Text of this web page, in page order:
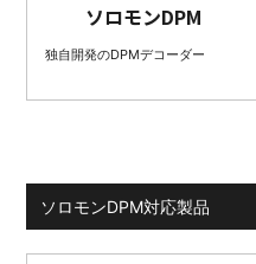
ソロモンDPM
独自開発のDPMデコーダー
ソロモンDPM対応製品